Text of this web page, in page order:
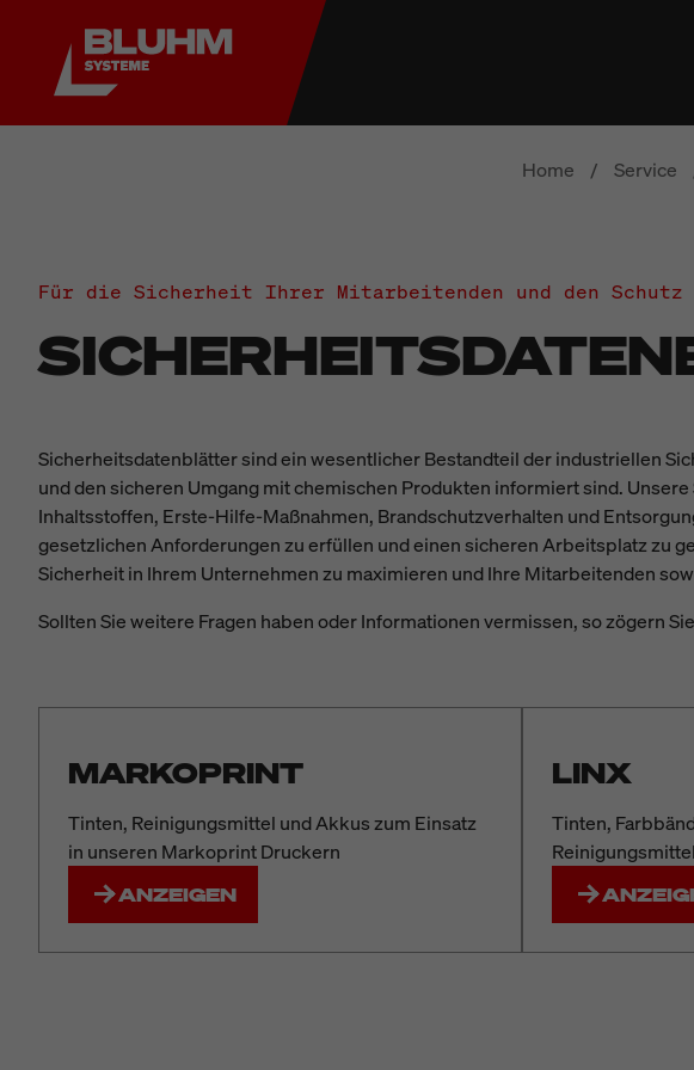
Home / Service
Für die Sicherheit Ihrer Mitarbeitenden und den Schutz
Sicherheitsdatenblätter sind ein wesentlicher Bestandteil der industriellen
und den sicheren Umgang mit chemischen Produkten informiert sind.
Inhaltsstoffen, Erste-Hilfe-Maßnahmen, Brandschutzverhalten und
gesetzlichen Anforderungen zu erfüllen und einen sicheren Arbeitsplatz zu
Sicherheit in Ihrem Unternehmen zu maximieren und Ihre Mitarbeitenden
Sollten Sie weitere Fragen haben oder Informationen vermissen, so zögern
MARKOPRINT
Tinten, Reinigungsmittel und Akkus zum Einsatz
in unseren Markoprint Druckern
ANZEIGEN
LINX
Tinten,